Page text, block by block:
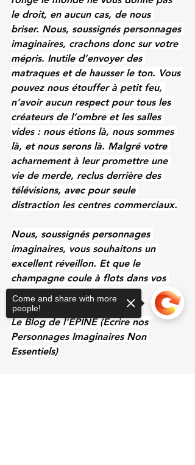
le droit, en aucun cas, de nous
briser. Nous, soussignés personnages
imaginaires, crachons donc sur votre
mépris. Inutile d’envoyer des
matraques et de hausser le ton. Vous
pouvez nous étouffer à petit feu,
n’avoir aucun respect pour tous les
créateurs de l’ombre et les salles
vides : nous étions là, nous sommes
là, et nous serons là. Malgré votre
acharnement à leur promettre une
vie de merde, reclus derrière des
télévisions, avec pour seule
distraction les centres commerciaux.
Nous, soussignés personnages
imaginaires, vous souhaitons un
excellent réveillon. Et que le
champagne coule à flots dans vos
coupes de cristal.
Le Blog de l'EPINE (Ecrire nos
Personnages Imaginaires Non
Essentiels)
Come and share with more
people!